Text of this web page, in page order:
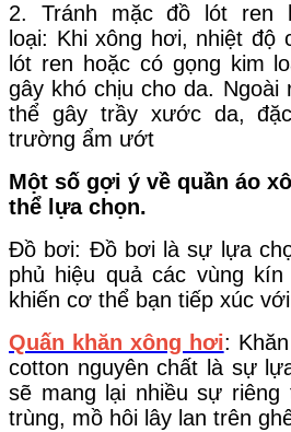
2. Tránh mặc đồ lót ren
loại: Khi xông hơi, nhiệt độ
lót ren hoặc có gọng kim
gây khó chịu cho da. Ngoài
thể gây trầy xước da,
trường ẩm ướt
Một số gợi ý về quần áo
thể lựa chọn.
Đồ bơi: Đồ bơi là sự lựa
phủ hiệu quả các vùng
khiến cơ thể bạn tiếp xúc
Quấn khăn xông hơi:
cotton nguyên chất là sự
sẽ mang lại nhiều sự
trùng, mồ hôi lây lan trên